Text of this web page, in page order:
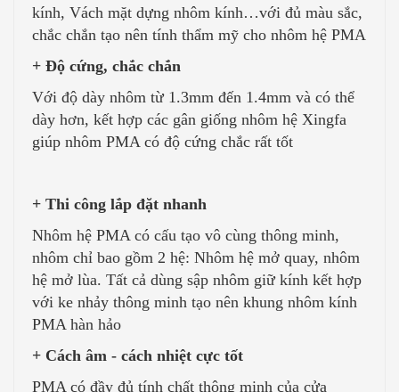
kính, Vách mặt dựng nhôm kính…với đủ màu sắc,
chắc chắn tạo nên tính thẩm mỹ cho nhôm hệ PMA
+ Độ cứng, chắc chắn
Với độ dày nhôm từ 1.3mm đến 1.4mm và có thể
dày hơn, kết hợp các gân giống nhôm hệ Xingfa
giúp nhôm PMA có độ cứng chắc rất tốt
+ Thi công lắp đặt nhanh
Nhôm hệ PMA có cấu tạo vô cùng thông minh,
nhôm chỉ bao gồm 2 hệ: Nhôm hệ mở quay, nhôm
hệ mở lùa. Tất cả dùng sập nhôm giữ kính kết hợp
với ke nhảy thông minh tạo nên khung nhôm kính
PMA hàn hảo
+ Cách âm - cách nhiệt cực tốt
PMA có đầy đủ tính chất thông minh của cửa